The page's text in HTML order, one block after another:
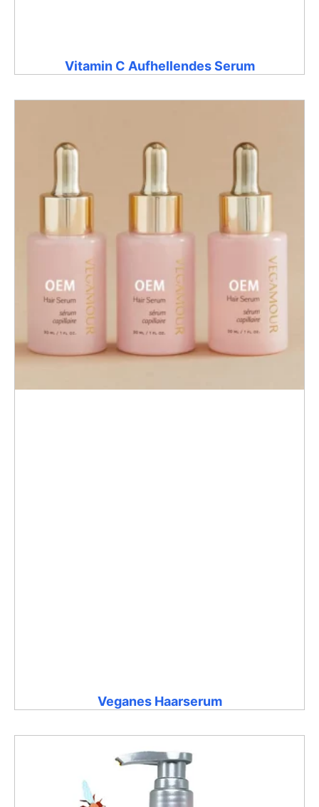
Vitamin C Aufhellendes Serum
Veganes Haarserum